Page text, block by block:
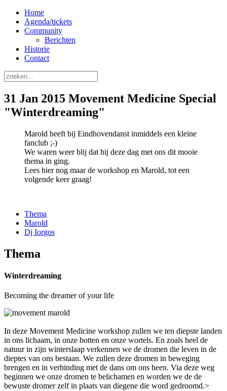
Home
Agenda/tickets
Community
Berichten
Historie
Contact
31 Jan 2015 Movement Medicine Special
"Winterdreaming"
Marold heeft bij Eindhovendanst inmiddels een kleine
fanclub ;-)
We waren weer blij dat hij deze dag met ons dit mooie
thema in ging.
Lees hier nog maar de workshop en Marold, tot een
volgende keer graag!
Thema
Marold
Dj Iorgos
Thema
Winterdreaming
Becoming the dreamer of your life
In deze Movement Medicine workshop zullen we ten diepste landen
in ons lichaam, in onze botten en onze wortels. En zoals heel de
natuur in zijn winterslaap verkennen we de dromen die leven in de
dieptes van ons bestaan. We zullen deze dromen in beweging
brengen en in verbinding met de dans om ons heen. Via deze weg
beginnen we onze dromen te belichamen en worden we de de
bewuste dromer zelf in plaats van diegene die word gedroomd.>